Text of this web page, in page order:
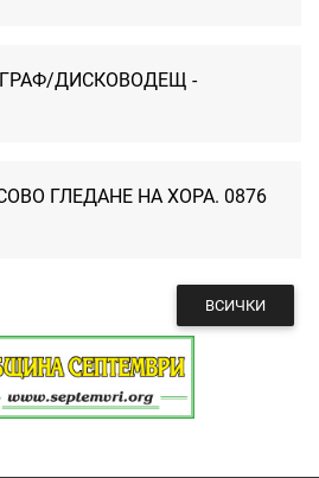
ДИСКОВОДЕЩ -
ГЛЕДАНЕ НА ХОРА. 0876
ВСИЧКИ